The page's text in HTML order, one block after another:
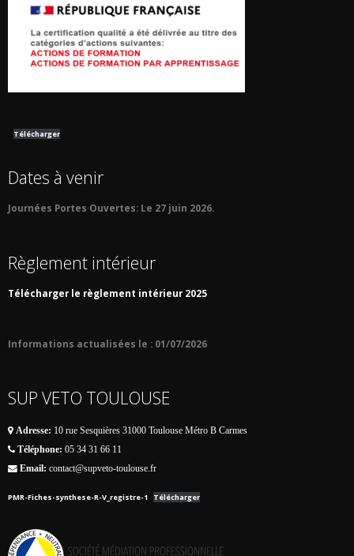
Télécharger
Dates à venir
Journées Portes Ouvertes: Le 27 juin 2026.
Règlement intérieur
Télécharger le règlement intérieur 2025
Informations actualisées le : 01/07/2026
SUP VETO TOULOUSE
Adresse: 10 rue Sesquières 31000 Toulouse Métro B Carmes
Téléphone: 05 34 31 66 11
Email: contact@supveto-toulouse.fr
PMR-Fiches-synthese-R-V_registre-1 Télécharger